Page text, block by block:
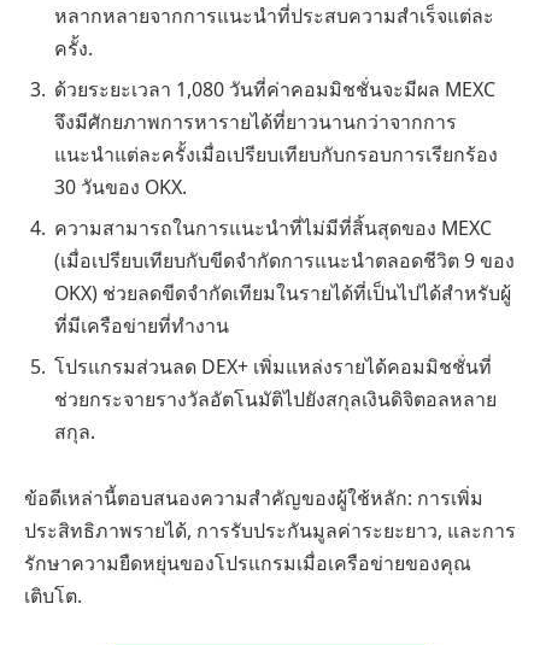
หลากหลายจากการแนะนำที่ประสบความสำเร็จแต่ละ
ครั้ง.
ด้วยระยะเวลา 1,080 วันที่ค่าคอมมิชชั่นจะมีผล MEXC
จึงมีศักยภาพการหารายได้ที่ยาวนานกว่าจากการ
แนะนำแต่ละครั้งเมื่อเปรียบเทียบกับกรอบการเรียกร้อง
30 วันของ OKX.
ความสามารถในการแนะนำที่ไม่มีที่สิ้นสุดของ MEXC
(เมื่อเปรียบเทียบกับขีดจำกัดการแนะนำตลอดชีวิต 9 ของ
OKX) ช่วยลดขีดจำกัดเทียมในรายได้ที่เป็นไปได้สำหรับผู้
ที่มีเครือข่ายที่ทำงาน
โปรแกรมส่วนลด DEX+ เพิ่มแหล่งรายได้คอมมิชชั่นที่
ช่วยกระจายรางวัลอัตโนมัติไปยังสกุลเงินดิจิตอลหลาย
สกุล.
ข้อดีเหล่านี้ตอบสนองความสำคัญของผู้ใช้หลัก: การเพิ่ม
ประสิทธิภาพรายได้, การรับประกันมูลค่าระยะยาว, และการ
รักษาความยืดหยุ่นของโปรแกรมเมื่อเครือข่ายของคุณ
เติบโต.